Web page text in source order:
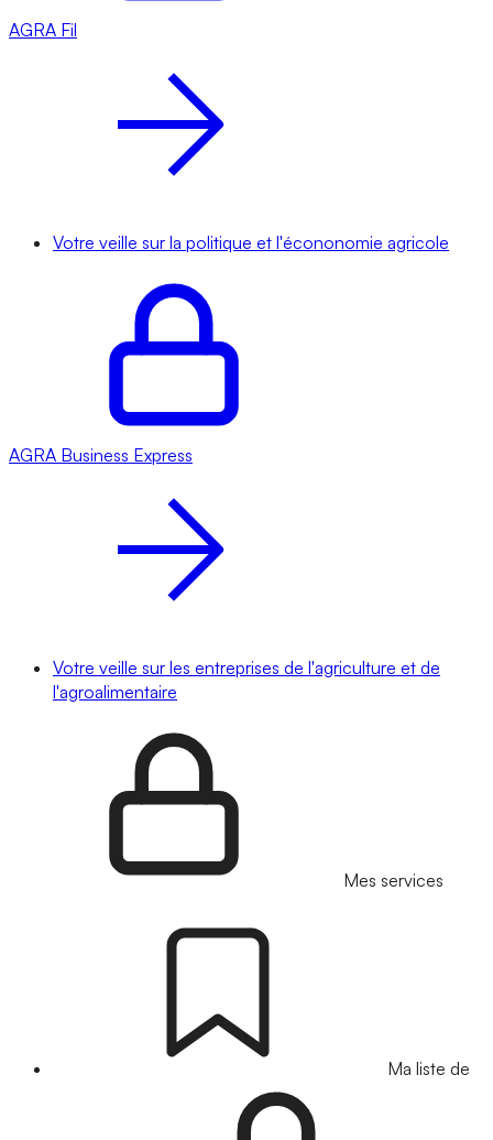
AGRA Fil
Votre veille sur la politique et l'écononomie agricole
AGRA Business Express
Votre veille sur les entreprises de l'agriculture et de
l'agroalimentaire
Mes services
Ma liste de